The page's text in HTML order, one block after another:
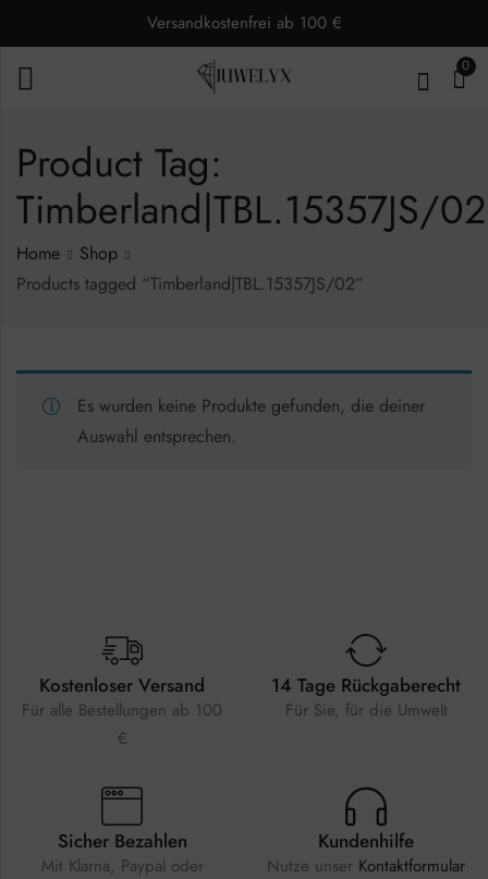
Versandkostenfrei ab 100 €
0
Product Tag:
Timberland|TBL.15357JS/02
Home
Shop
Products tagged “Timberland|TBL.15357JS/02”
Es wurden keine Produkte gefunden, die deiner
Auswahl entsprechen.
Kostenloser Versand
Für alle Bestellungen ab 100
€
14 Tage Rückgaberecht
Für Sie, für die Umwelt
Sicher Bezahlen
Mit Klarna, Paypal oder
Kundenhilfe
Nutze unser Kontaktformular